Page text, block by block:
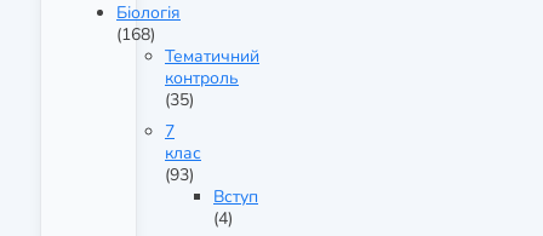
Біологія
(168)
Тематичний
контроль
(35)
7
клас
(93)
Вступ
(4)